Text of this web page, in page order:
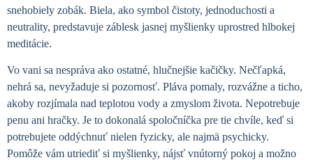
snehobiely zobák. Biela, ako symbol čistoty, jednoduchosti a
neutrality, predstavuje záblesk jasnej myšlienky uprostred hlbokej
meditácie.
Vo vani sa nespráva ako ostatné, hlučnejšie kačičky. Nečľapká,
nehrá sa, nevyžaduje si pozornosť. Pláva pomaly, rozvážne a ticho,
akoby rozjímala nad teplotou vody a zmyslom života. Nepotrebuje
penu ani hračky. Je to dokonalá spoločníčka pre tie chvíle, keď si
potrebujete oddýchnuť nielen fyzicky, ale najmä psychicky.
Pomôže vám utriediť si myšlienky, nájsť vnútorný pokoj a možno